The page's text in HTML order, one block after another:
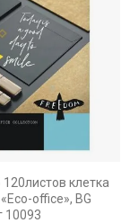
клетка
office», BG
10093